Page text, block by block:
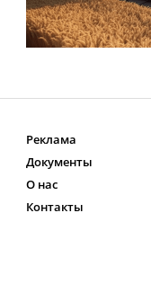
Реклама
Документы
О нас
Контакты